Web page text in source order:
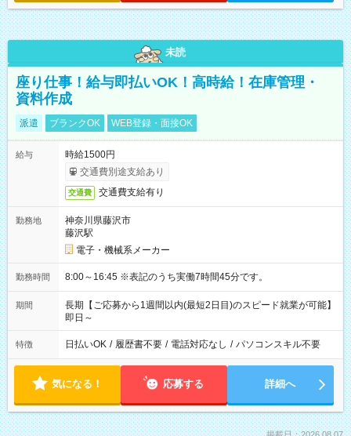
未読
座り仕事！給与即払いOK！高時給！在庫管理・
資料作成
派遣 ブランクOK WEB登録・面接OK
給与
時給1500円
交通費別途支給あり
交通費 交通費支給有り
勤務地
神奈川県藤沢市
藤沢駅
電子・機械系メーカー
勤務時間 8:00～16:45 ※表記のうち実働7時間45分です。
期間
長期【ご応募から1週間以内(最短2日目)のスピード就業が可能】
即日～
特徴 日払いOK / 履歴書不要 / 電話対応なし / パソコンスキル不要
気になる！ 応募する 詳細へ